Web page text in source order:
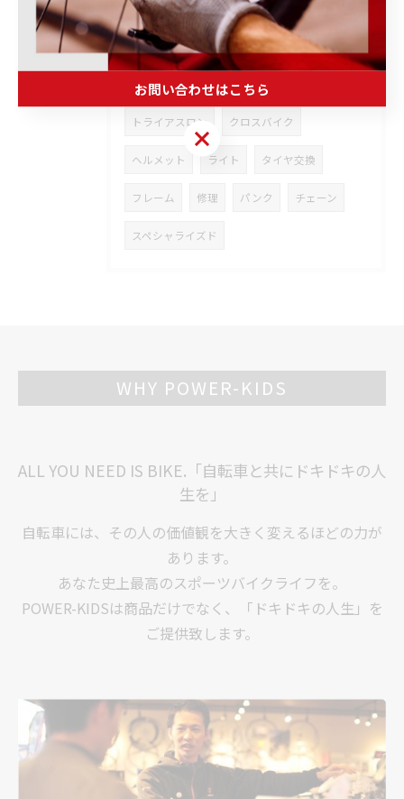
メンテナンス 通信販売 ホイール
ROVAL ファクター
伊勢崎 自転車 フィットネス
トライアスロン クロスバイク
ヘルメット ライト タイヤ交換
フレーム 修理 パンク チェーン
スペシャライズド
WHY POWER-KIDS
ALL YOU NEED IS BIKE.「自転車と共にドキドキの人
生を」
自転車には、その人の価値観を大きく変えるほどの力が
あります。
あなた史上最高のスポーツバイクライフを。
POWER-KIDSは商品だけでなく、「ドキドキの人生」を
ご提供致します。
お問い合わせはこちら
お問い合わせはこちら